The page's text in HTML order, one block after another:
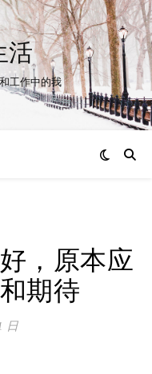
活
工作中的我
，原本应
期待
日